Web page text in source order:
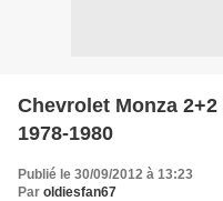
Chevrolet Monza
1978-1980
Publié le 30/09/2012 à 13:23
Par oldiesfan67